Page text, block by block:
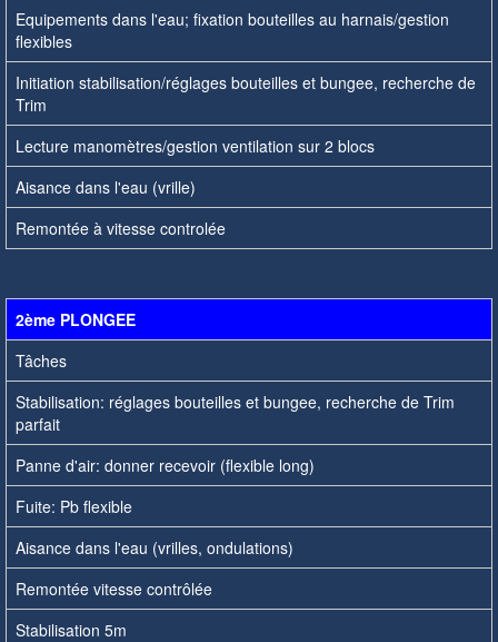
Equipements dans l'eau; fixation bouteilles au harnais/gestion
flexibles
Initiation stabilisation/réglages bouteilles et bungee, recherche de
Trim
Lecture manomètres/gestion ventilation sur 2 blocs
Aisance dans l'eau (vrille)
Remontée à vitesse controlée
2ème PLONGEE
Tâches
Stabilisation: réglages bouteilles et bungee, recherche de Trim
parfait
Panne d'air: donner recevoir (flexible long)
Fuite: Pb flexible
Aisance dans l'eau (vrilles, ondulations)
Remontée vitesse contrôlée
Stabilisation 5m